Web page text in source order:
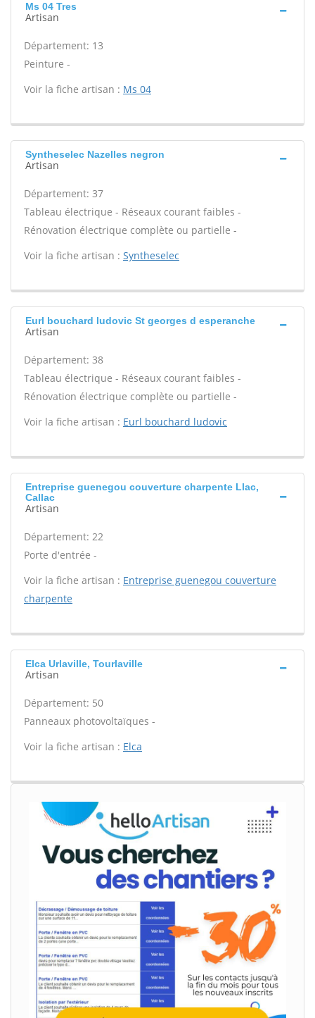
Ms 04 Tres
Artisan
Département: 13
Peinture -
Voir la fiche artisan : Ms 04
Syntheselec Nazelles negron
Artisan
Département: 37
Tableau électrique - Réseaux courant faibles -
Rénovation électrique complète ou partielle -
Voir la fiche artisan : Syntheselec
Eurl bouchard ludovic St georges d esperanche
Artisan
Département: 38
Tableau électrique - Réseaux courant faibles -
Rénovation électrique complète ou partielle -
Voir la fiche artisan : Eurl bouchard ludovic
Entreprise guenegou couverture charpente Llac,
Callac
Artisan
Département: 22
Porte d'entrée -
Voir la fiche artisan : Entreprise guenegou couverture
charpente
Elca Urlaville, Tourlaville
Artisan
Département: 50
Panneaux photovoltaïques -
Voir la fiche artisan : Elca